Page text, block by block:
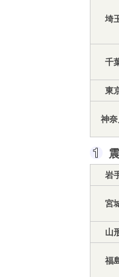
埼
千
東
神
岩
宮
山
福